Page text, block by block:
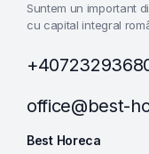
Suntem un important
cu capital integral
office@best-
Best Horeca